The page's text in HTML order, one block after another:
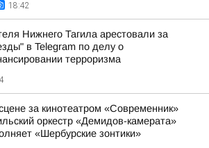
18:42
Нижнего Тагила арестовали за
в Telegram по делу о
терроризма
за кинотеатром «Современник»
оркестр «Демидов-камерата»
«Шербурские зонтики»